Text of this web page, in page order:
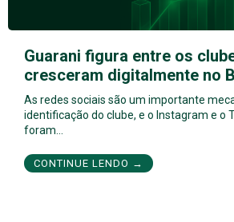
Guarani figura entre os
cresceram digitalmente no
As redes sociais são um importante
identificação do clube, e o Instagram e o
foram…
CONTINUE LENDO →